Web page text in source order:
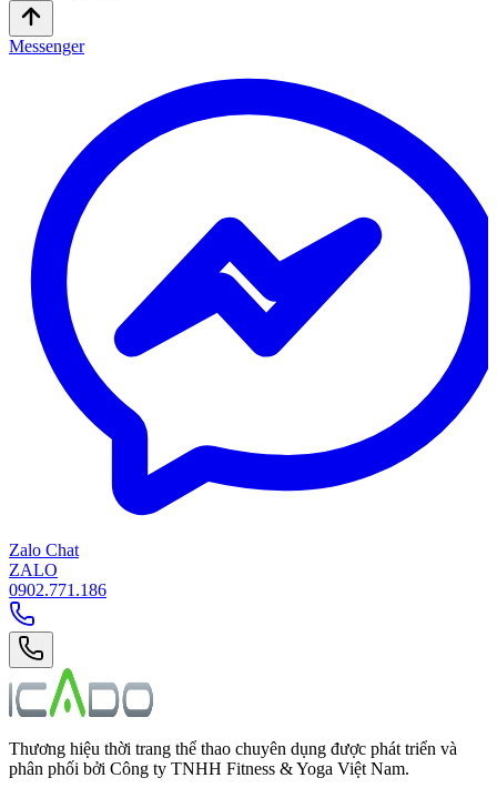
Messenger
Zalo Chat
ZALO
0902.771.186
Thương hiệu thời trang thể thao chuyên dụng được phát triển và
phân phối bởi Công ty TNHH Fitness & Yoga Việt Nam.